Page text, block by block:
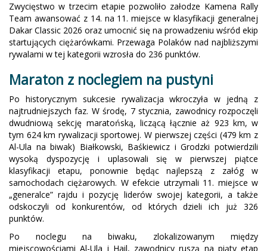
Zwycięstwo w trzecim etapie pozwoliło załodze Kamena Rally
Team awansować z 14. na 11. miejsce w klasyfikacji generalnej
Dakar Classic 2026 oraz umocnić się na prowadzeniu wśród ekip
startujących ciężarówkami. Przewaga Polaków nad najbliższymi
rywalami w tej kategorii wzrosła do 236 punktów.
Maraton z noclegiem na pustyni
Po historycznym sukcesie rywalizacja wkroczyła w jedną z
najtrudniejszych faz. W środę, 7 stycznia, zawodnicy rozpoczęli
dwudniową sekcję maratońską, liczącą łącznie aż 923 km, w
tym 624 km rywalizacji sportowej. W pierwszej części (479 km z
Al-Ula na biwak) Białkowski, Baśkiewicz i Grodzki potwierdzili
wysoką dyspozycję i uplasowali się w pierwszej piątce
klasyfikacji etapu, ponownie będąc najlepszą z załóg w
samochodach ciężarowych. W efekcie utrzymali 11. miejsce w
„generalce” rajdu i pozycję liderów swojej kategorii, a także
odskoczyli od konkurentów, od których dzieli ich już 326
punktów.
Po noclegu na biwaku, zlokalizowanym między
miejscowościami Al-Ula i Hail, zawodnicy ruszą na piąty etap